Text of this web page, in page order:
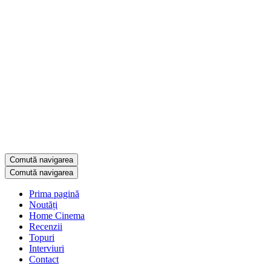
Comută navigarea
Comută navigarea
Prima pagină
Noutăți
Home Cinema
Recenzii
Topuri
Interviuri
Contact